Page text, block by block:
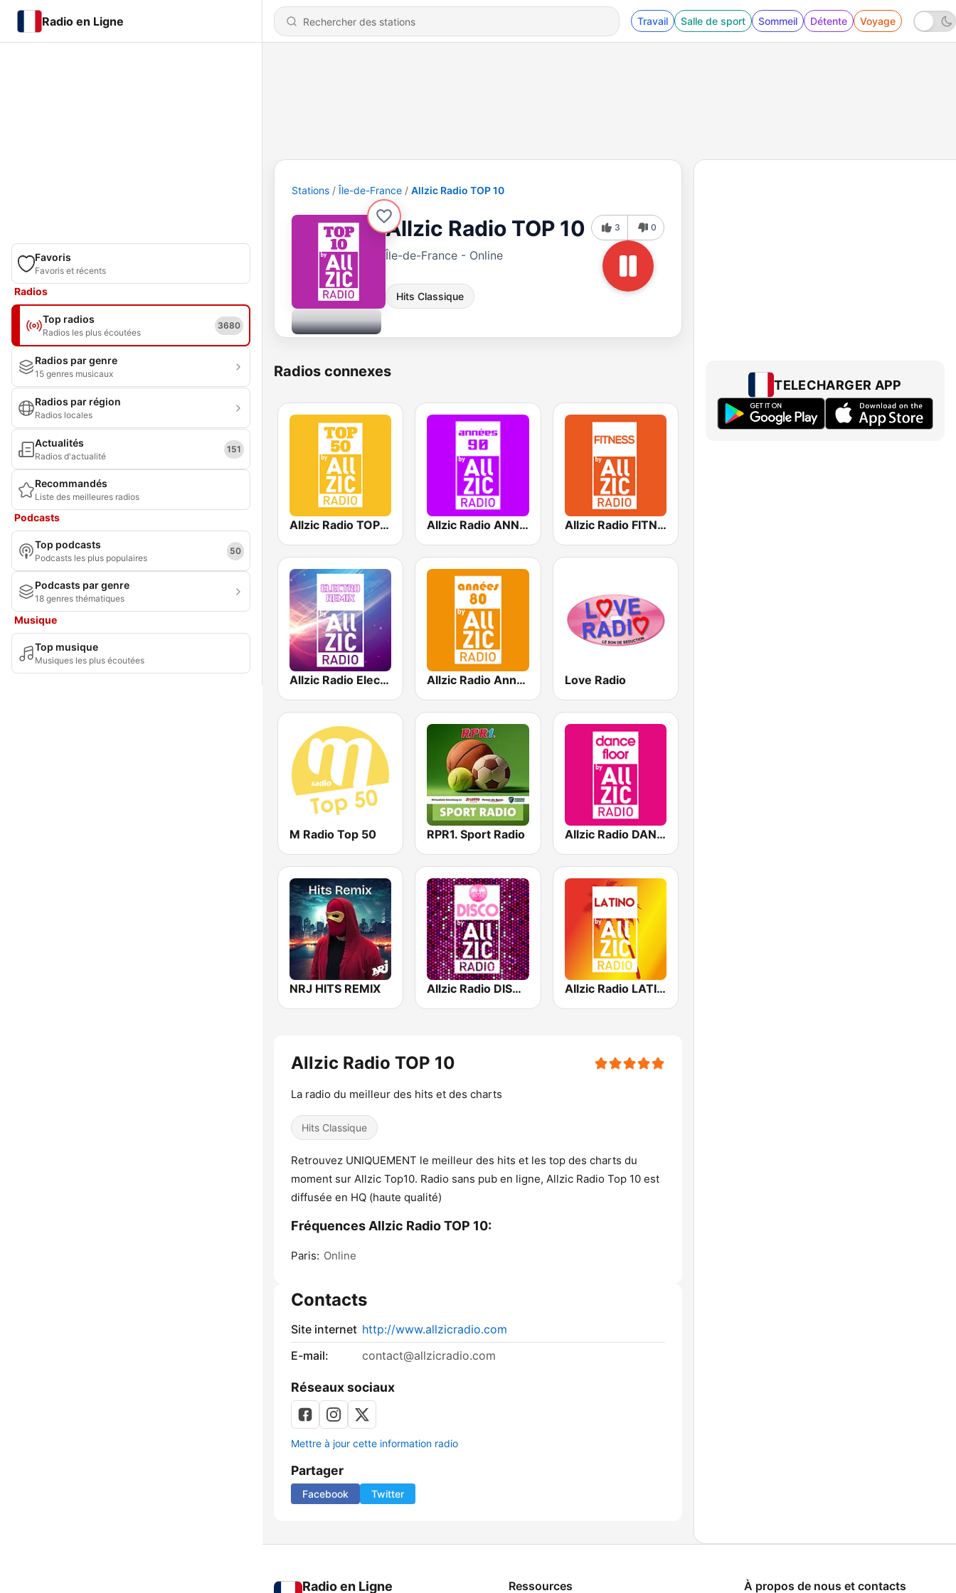
Radio en Ligne Travail Salle de sport Sommeil Détente Voyage
Favoris
Favoris et récents
Radios
Top radios
Radios les plus écoutées
3680
Radios par genre
15 genres musicaux
Radios par région
Radios locales
Actualités
Radios d'actualité
151
Recommandés
Liste des meilleures radios
Podcasts
Top podcasts
Podcasts les plus populaires
50
Podcasts par genre
18 genres thématiques
Musique
Top musique
Musiques les plus écoutées
Stations Île-de-France Allzic Radio TOP 10
Allzic Radio TOP 10
Île-de-France - Online
Hits Classique
3 0
Radios connexes
Allzic Radio TOP 50 Allzic Radio ANNEES 90 Allzic Radio FITNESS
Allzic Radio Electro Remix Allzic Radio Années 80 Love Radio
M Radio Top 50 RPR1. Sport Radio Allzic Radio DANCEFLOOR
NRJ HITS REMIX Allzic Radio DISCO Allzic Radio LATINO
Allzic Radio TOP 10
La radio du meilleur des hits et des charts
Hits Classique
Retrouvez UNIQUEMENT le meilleur des hits et les top des charts du
moment sur Allzic Top10. Radio sans pub en ligne, Allzic Radio Top 10 est
diffusée en HQ (haute qualité)
Fréquences Allzic Radio TOP 10:
Paris: Online
Contacts
Site internet http://www.allzicradio.com
E-mail:
contact@allzicradio.com
Réseaux sociaux
Mettre à jour cette information radio
Partager
Facebook Twitter
TELECHARGER APP
Radio en Ligne Ressources À propos de nous et contacts